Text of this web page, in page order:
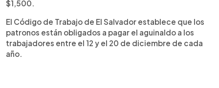
$1,500.
El Código de Trabajo de El Salvador establece que los
patronos están obligados a pagar el aguinaldo a los
trabajadores entre el 12 y el 20 de diciembre de cada
año.